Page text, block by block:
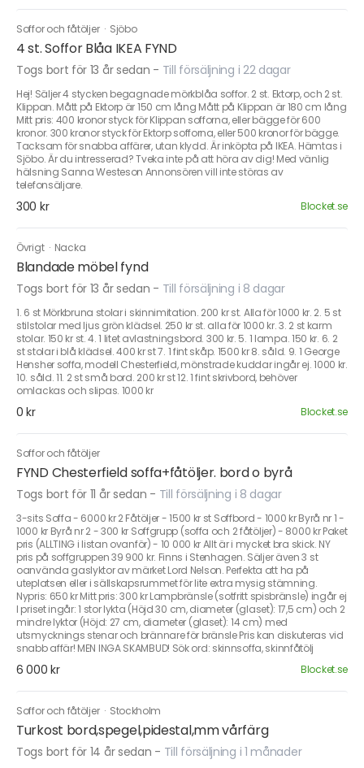
Soffor och fåtöljer · Sjöbo
4 st. Soffor Blåa IKEA FYND
Togs bort för 13 år sedan - Till försäljning i 22 dagar
Hej! Säljer 4 stycken begagnade mörkblåa soffor. 2 st. Ektorp, och 2 st.
Klippan. Mått på Ektorp är 150 cm lång Mått på Klippan är 180 cm lång
Mitt pris: 400 kronor styck för Klippan sofforna, eller bägge för 600
kronor. 300 kronor styck för Ektorp sofforna, eller 500 kronor för bägge.
Tacksam för snabba affärer, utan klydd. Är inköpta på IKEA. Hämtas i
Sjöbo. Är du intresserad? Tveka inte på att höra av dig! Med vänlig
hälsning Sanna Westeson Annonsören vill inte störas av
telefonsäljare.
300 kr Blocket.se
Övrigt · Nacka
Blandade möbel fynd
Togs bort för 13 år sedan - Till försäljning i 8 dagar
1. 6 st Mörkbruna stolar i skinnimitation. 200 kr st. Alla för 1000 kr. 2. 5 st
stilstolar med ljus grön klädsel. 250 kr st. alla för 1000 kr. 3. 2 st karm
stolar. 150 kr st. 4. 1 litet avlastningsbord. 300 kr. 5. 1 lampa. 150 kr. 6. 2
st stolar i blå klädsel. 400 kr st 7. 1 fint skåp. 1500 kr 8. såld. 9. 1 George
Hensher soffa, modell Chesterfield, mönstrade kuddar ingår ej. 1000 kr.
10. såld. 11. 2 st små bord. 200 kr st 12. 1 fint skrivbord, behöver
omlackas och slipas. 1000 kr
0 kr Blocket.se
Soffor och fåtöljer
FYND Chesterfield soffa+fåtöljer. bord o byrå
Togs bort för 11 år sedan - Till försäljning i 8 dagar
3-sits Soffa - 6000 kr 2 Fåtöljer - 1500 kr st Soffbord - 1000 kr Byrå nr 1 -
1000 kr Byrå nr 2 - 300 kr Soffgrupp (soffa och 2 fåtöljer) - 8000 kr Paket
pris (ALLTING i listan ovanför) - 10 000 kr Allt är i mycket bra skick. NY
pris på soffgruppen 39 900 kr. Finns i Stenhagen. Säljer även 3 st
oanvända gaslyktor av märket Lord Nelson. Perfekta att ha på
uteplatsen eller i sällskapsrummet för lite extra mysig stämning.
Nypris: 650 kr Mitt pris: 300 kr Lampbränsle (sotfritt spisbränsle) ingår ej
I priset ingår: 1 stor lykta (Höjd 30 cm, diameter (glaset): 17,5 cm) och 2
mindre lyktor (Höjd: 27 cm, diameter (glaset): 14 cm) med
utsmycknings stenar och brännare för bränsle Pris kan diskuteras vid
snabb affär! MEN INGA SKAMBUD! Sök ord: skinnsoffa, skinnfåtölj
6 000 kr Blocket.se
Soffor och fåtöljer · Stockholm
Turkost bord,spegel,pidestal,mm vårfärg
Togs bort för 14 år sedan - Till försäljning i 1 månader